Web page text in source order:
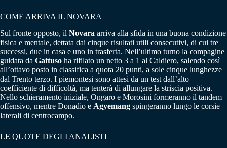
COME ARRIVA IL NOVARA
Sul fronte opposto, il Novara arriva alla sfida in una buona condizione
fisica e mentale, dettata dai cinque risultati utili consecutivi, di cui tre
successi, due in casa e uno in trasferta. Nell’ultimo turno la compagine
guidata da Gattuso ha rifilato un netto 3 a 1 al Caldiero, salendo così
all’ottavo posto in classifica a quota 20 punti, a sole cinque lunghezze
dal Trento terzo. I piemontesi sono attesi da un test dall’alto
coefficiente di difficoltà, ma tenterà di allungare la striscia positiva.
Nello schieramento iniziale, Ongaro e Morosini formeranno il tandem
offensivo, mentre Donadio e Agyemang spingeranno lungo le corsie
laterali di centrocampo.
LE QUOTE DEGLI ANALISTI